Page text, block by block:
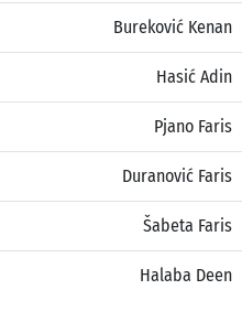
Bureković Kenan
Hasić Adin
Pjano Faris
Duranović Faris
Šabeta Faris
Halaba Deen